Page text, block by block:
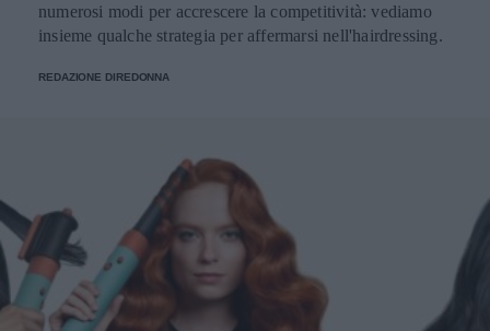
numerosi modi per accrescere la competitività: vediamo
insieme qualche strategia per affermarsi nell'hairdressing.
REDAZIONE DIREDONNA